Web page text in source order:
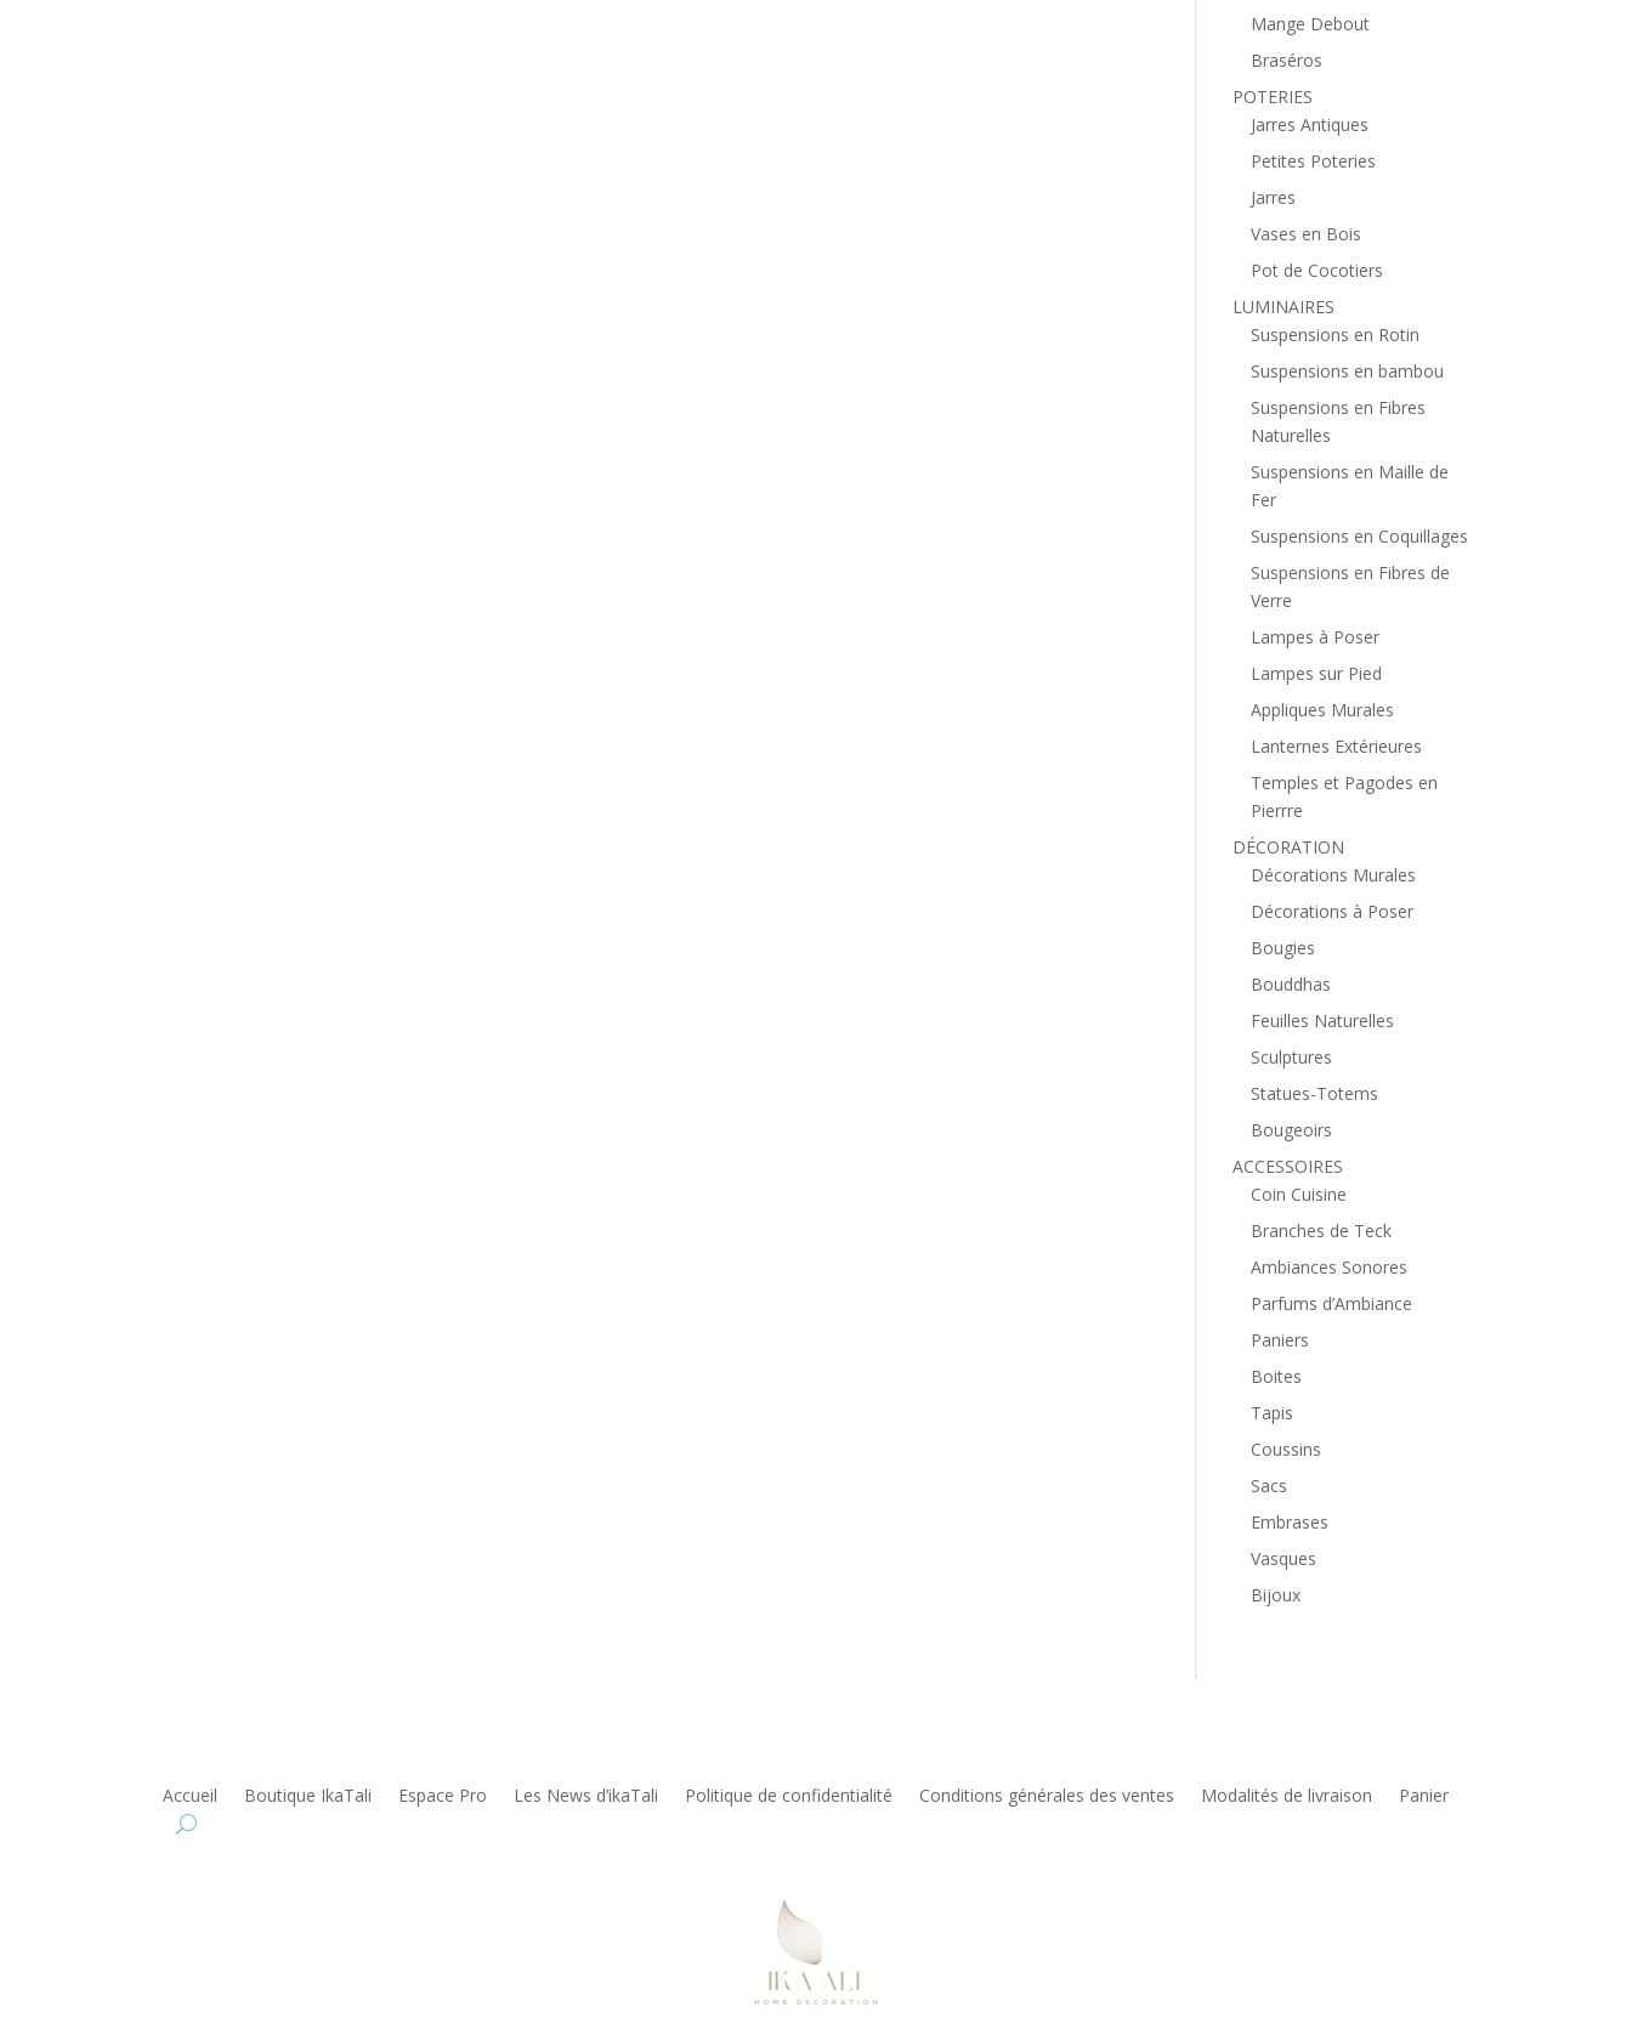
Mange Debout
Braséros
POTERIES
Jarres Antiques
Petites Poteries
Jarres
Vases en Bois
Pot de Cocotiers
LUMINAIRES
Suspensions en Rotin
Suspensions en bambou
Suspensions en Fibres
Naturelles
Suspensions en Maille de
Fer
Suspensions en Coquillages
Suspensions en Fibres de
Verre
Lampes à Poser
Lampes sur Pied
Appliques Murales
Lanternes Extérieures
Temples et Pagodes en
Pierrre
DÉCORATION
Décorations Murales
Décorations à Poser
Bougies
Bouddhas
Feuilles Naturelles
Sculptures
Statues-Totems
Bougeoirs
ACCESSOIRES
Coin Cuisine
Branches de Teck
Ambiances Sonores
Parfums d’Ambiance
Paniers
Boites
Tapis
Coussins
Sacs
Embrases
Vasques
Bijoux
Accueil Boutique IkaTali Espace Pro Les News d’ikaTali Politique de confidentialité Conditions générales des ventes Modalités de livraison Panier